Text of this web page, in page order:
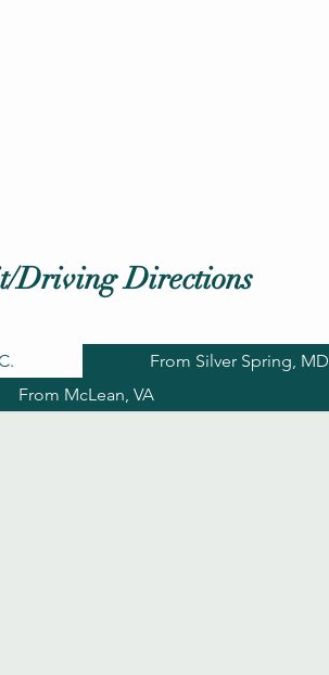
Driving Directions
From Silver Spring,
From McLean, VA